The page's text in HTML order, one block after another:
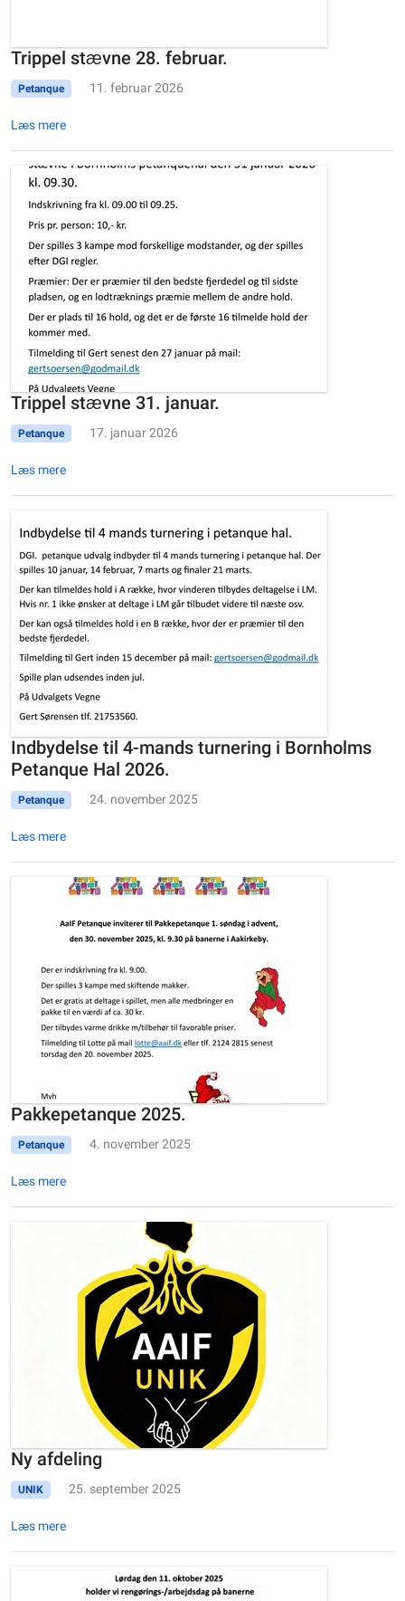
Trippel stævne 28. februar.
Petanque 11. februar 2026
Læs mere
Trippel stævne 31. januar.
Petanque 17. januar 2026
Læs mere
Indbydelse til 4-mands turnering i Bornholms
Petanque Hal 2026.
Petanque 24. november 2025
Læs mere
Pakkepetanque 2025.
Petanque 4. november 2025
Læs mere
Ny afdeling
UNIK 25. september 2025
Læs mere